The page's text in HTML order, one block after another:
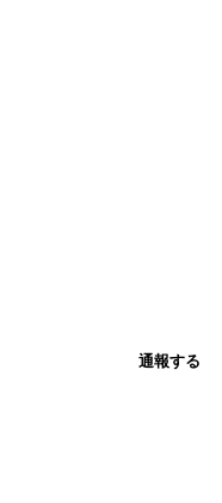
通報する